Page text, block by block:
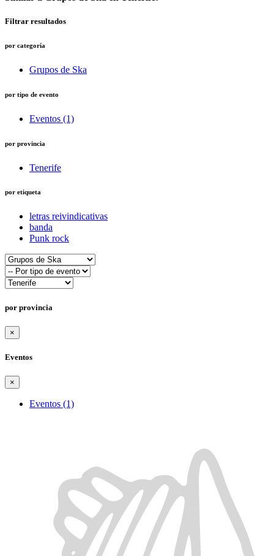
Filtrar resultados
por categoría
Grupos de Ska
por tipo de evento
Eventos (1)
por provincia
Tenerife
por etiqueta
letras reivindicativas
banda
Punk rock
por provincia
×
Eventos
×
Eventos (1)